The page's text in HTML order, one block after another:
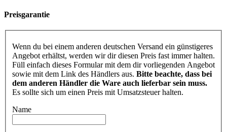
Preisgarantie
Wenn du bei einem anderen deutschen Versand ein günstigeres
Angebot erhältst, werden wir dir diesen Preis fast immer halten.
Füll einfach dieses Formular mit dem dir vorliegenden Angebot
sowie mit dem Link des Händlers aus. Bitte beachte, dass bei
dem anderen Händler die Ware auch lieferbar sein muss.
Es sollte sich um einen Preis mit Umsatzsteuer halten.
Name